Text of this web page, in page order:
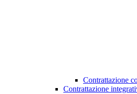
Contrattazione
Contrattazione